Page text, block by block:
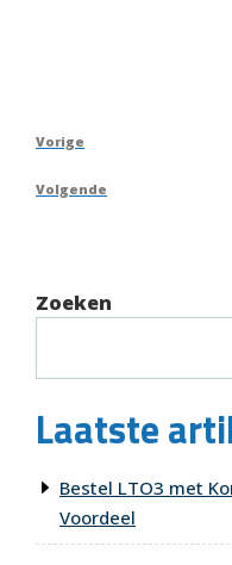
Vorig
Vorige
Volgend
Volgende
Zoeken
Laatste
Bestel LTO3 met
Voordeel